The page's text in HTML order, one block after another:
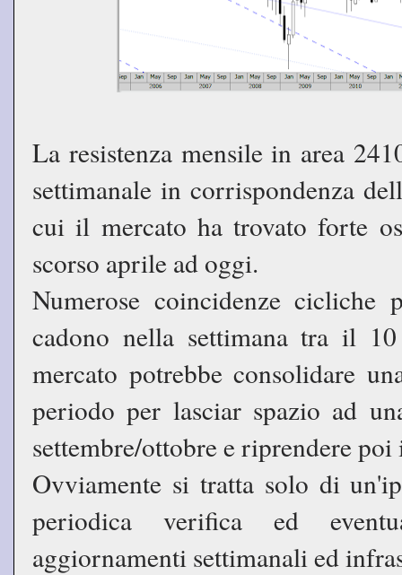
La resistenza mensile in area
settimanale in corrispondenza
cui il mercato ha trovato forte
scorso aprile ad oggi.
Numerose coincidenze
cadono nella settimana tra il
mercato potrebbe consolidare
periodo per lasciar spazio ad
settembre/ottobre e riprendere
Ovviamente si tratta solo di
periodica verifica ed
aggiornamenti settimanali ed